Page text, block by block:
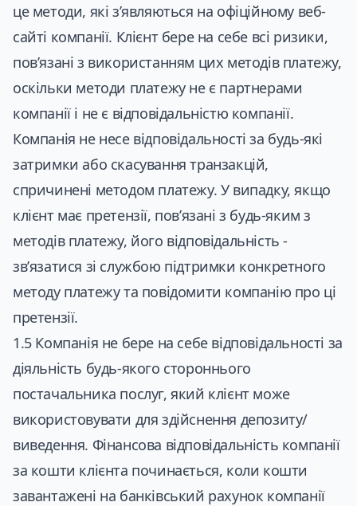
це методи, які з’являються на офіційному веб-
сайті компанії. Клієнт бере на себе всі ризики,
пов’язані з використанням цих методів платежу,
оскільки методи платежу не є партнерами
компанії і не є відповідальністю компанії.
Компанія не несе відповідальності за будь-які
затримки або скасування транзакцій,
спричинені методом платежу. У випадку, якщо
клієнт має претензії, пов’язані з будь-яким з
методів платежу, його відповідальність -
зв’язатися зі службою підтримки конкретного
методу платежу та повідомити компанію про ці
претензії.
1.5 Компанія не бере на себе відповідальності за
діяльність будь-якого стороннього
постачальника послуг, який клієнт може
використовувати для здійснення депозиту/
виведення. Фінансова відповідальність компанії
за кошти клієнта починається, коли кошти
завантажені на банківський рахунок компанії